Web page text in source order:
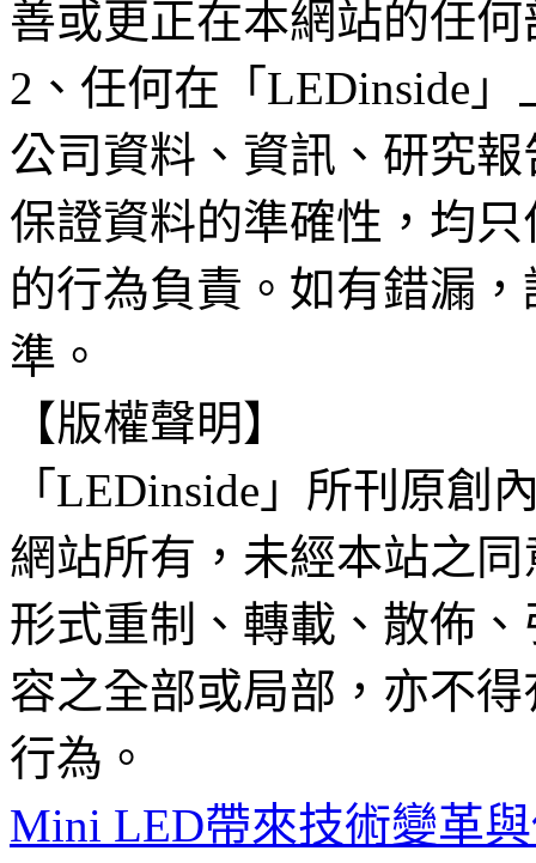
善或更正在本網站的任
2、任何在「LEDinside
公司資料、資訊、研究
保證資料的準確性，均
的行為負責。如有錯漏
準。
【版權聲明】
「LEDinside」所刊原創
網站所有，未經本站之
形式重制、轉載、散佈
容之全部或局部，亦不
行為。
Mini LED帶來技術變革